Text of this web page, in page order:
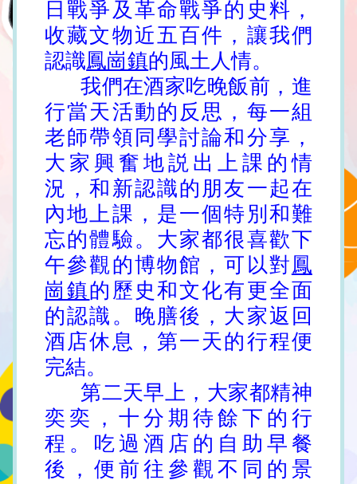
日戰爭及革命戰爭的史料，
收藏文物近五百件，讓我們
認識鳳崗鎮的風土人情。
我們在酒家吃晚飯前，進
行當天活動的反思，每一組
老師帶領同學討論和分享，
大家興奮地説出上課的情
況，和新認識的朋友一起在
內地上課，是一個特別和難
忘的體驗。大家都很喜歡下
午參觀的博物館，可以對鳳
崗鎮的歷史和文化有更全面
的認識。晚膳後，大家返回
酒店休息，第一天的行程便
完結。
第二天早上，大家都精神
奕奕，十分期待餘下的行
程。吃過酒店的自助早餐
後，便前往參觀不同的景